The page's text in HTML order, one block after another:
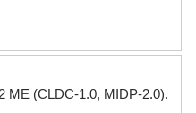
ME (CLDC-1.0, MIDP-2.0).